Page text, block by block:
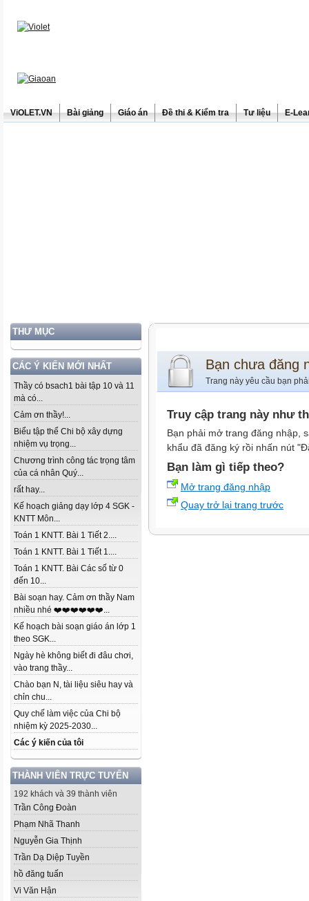
ViOLET.VN Bài giảng Giáo án Đề thi & Kiểm tra Tư liệu E-
THƯ MỤC
CÁC Ý KIẾN MỚI NHẤT
Thầy có bsach1 bài tập 10 và 11
mà có...
Cảm ơn thầy!...
Biểu tập thể Chi bộ xây dựng
nhiệm vụ trọng...
Chương trình công tác trọng tâm
của cá nhân Quý...
rất hay...
Kế hoạch giảng dạy lớp 4 SGK -
KNTT Môn...
Toán 1 KNTT. Bài 1 Tiết 2....
Toán 1 KNTT. Bài 1 Tiết 1....
Toán 1 KNTT. Bài Các số từ 0
đến 10...
Bài soạn hay. Cảm ơn thầy Nam
nhiều nhé ❤️❤️❤️❤️❤️❤️...
Kế hoạch bài soạn giáo án lớp 1
theo SGK...
Ngày hè không biết đi đâu chơi,
vào trang thầy...
Chào bạn N, tài liệu siêu hay và
chỉn chu...
Quy chế làm việc của Chi bộ
nhiệm kỳ 2025-2030...
Các ý kiến của tôi
THÀNH VIÊN TRỰC TUYẾN
192 khách và 39 thành viên
Trần Công Đoàn
Phạm Nhã Thanh
Nguyễn Gia Thịnh
Trần Dạ Diệp Tuyền
hồ đăng tuấn
Vi Văn Hận
Bạn chưa đăng
Trang này yêu cầu bạn
Truy cập trang này như
Bạn phải mở trang đăng nhập,
khẩu đã đăng ký rồi nhấn nút
Bạn làm gì tiếp theo?
Mở trang đăng nhập
Quay trở lại trang trước